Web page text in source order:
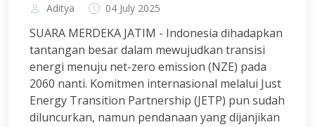
Aditya 04 July 2025
SUARA MERDEKA JATIM - Indonesia dihadapkan
tantangan besar dalam mewujudkan transisi
energi menuju net-zero emission (NZE) pada
2060 nanti. Komitmen internasional melalui Just
Energy Transition Partnership (JETP) pun sudah
diluncurkan, namun pendanaan yang dijanjikan